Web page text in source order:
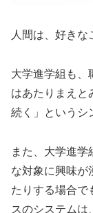
人間は、好きな
大学進学組も、
はあたりまえと
続く」というシ
また、大学進学
な対象に興味が
たりする場合で
スのシステムは